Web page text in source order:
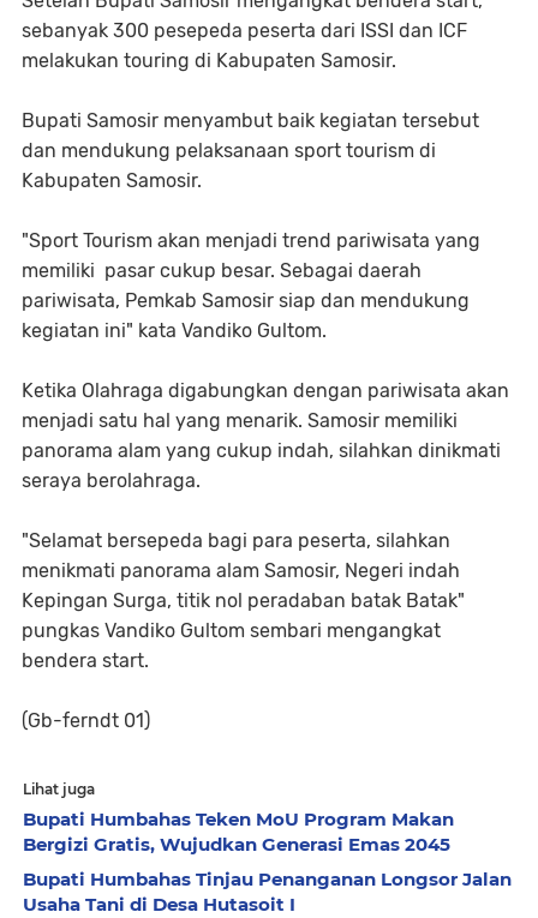
sebanyak 300 pesepeda peserta dari ISSI dan ICF
melakukan touring di Kabupaten Samosir.
Bupati Samosir menyambut baik kegiatan tersebut
dan mendukung pelaksanaan sport tourism di
Kabupaten Samosir.
"Sport Tourism akan menjadi trend pariwisata yang
memiliki pasar cukup besar. Sebagai daerah
pariwisata, Pemkab Samosir siap dan mendukung
kegiatan ini" kata Vandiko Gultom.
Ketika Olahraga digabungkan dengan pariwisata akan
menjadi satu hal yang menarik. Samosir memiliki
panorama alam yang cukup indah, silahkan dinikmati
seraya berolahraga.
"Selamat bersepeda bagi para peserta, silahkan
menikmati panorama alam Samosir, Negeri indah
Kepingan Surga, titik nol peradaban batak Batak"
pungkas Vandiko Gultom sembari mengangkat
bendera start.
(Gb-ferndt 01)
Lihat juga
Bupati Humbahas Teken MoU Program Makan
Bergizi Gratis, Wujudkan Generasi Emas 2045
Bupati Humbahas Tinjau Penanganan Longsor Jalan
Usaha Tani di Desa Hutasoit I